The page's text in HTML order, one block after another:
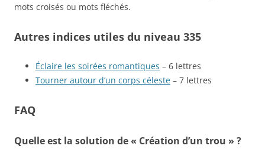
mots croisés ou mots fléchés.
Autres indices utiles du niveau 335
Éclaire les soirées romantiques – 6 lettres
Tourner autour d’un corps céleste – 7 lettres
FAQ
Quelle est la solution de « Création d’un trou » ?